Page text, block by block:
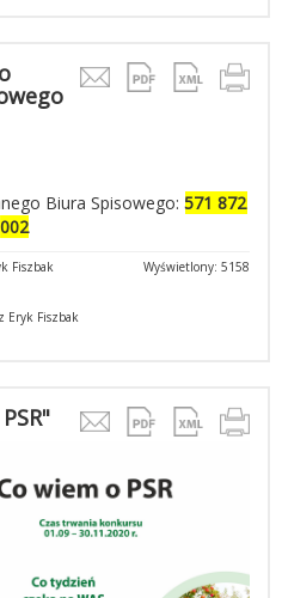
Biura Spisowego:571 872
002
Wyświetlony: 5158
Fiszbak
Eryk Fiszbak